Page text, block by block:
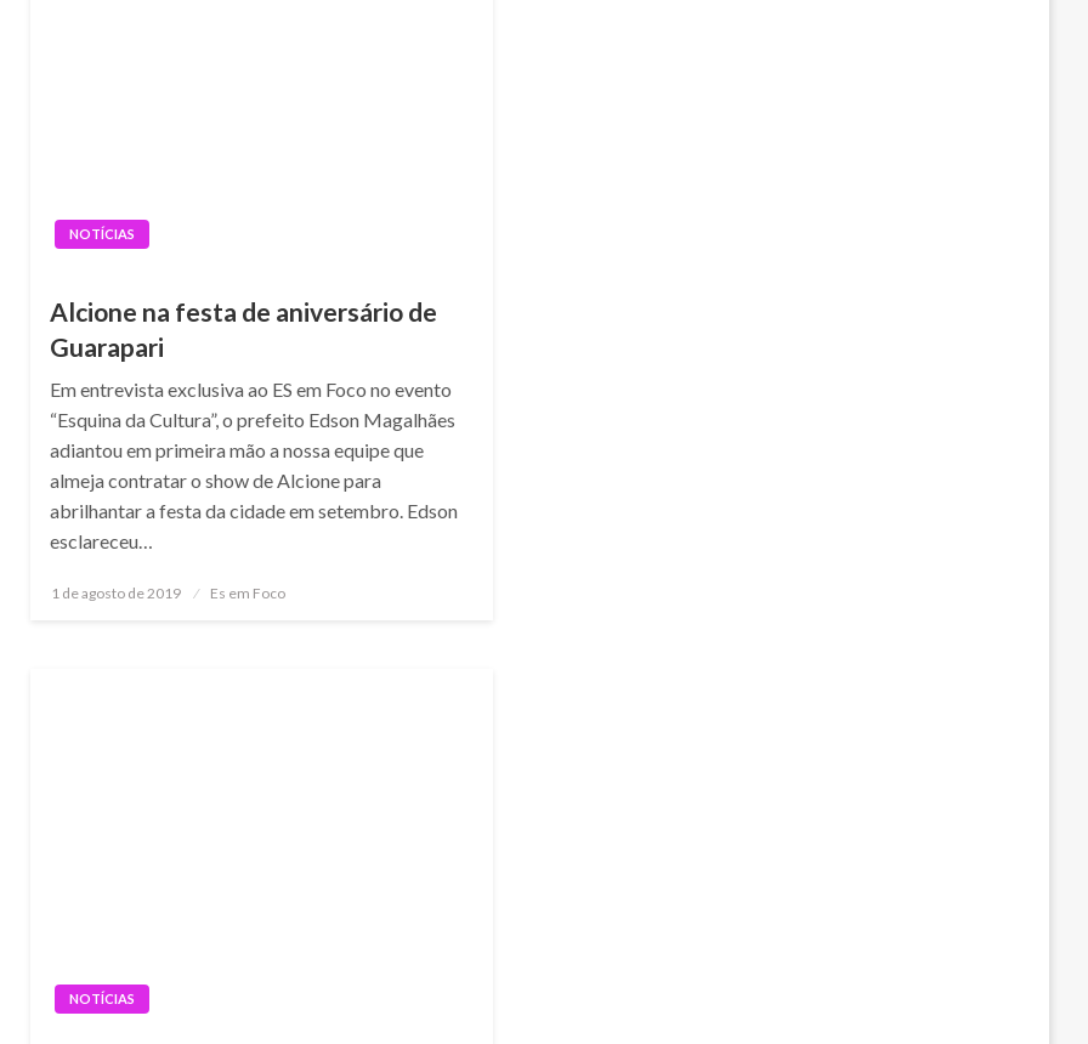
NOTÍCIAS
Alcione na festa de aniversário de
Guarapari
Em entrevista exclusiva ao ES em Foco no evento
“Esquina da Cultura”, o prefeito Edson Magalhães
adiantou em primeira mão a nossa equipe que
almeja contratar o show de Alcione para
abrilhantar a festa da cidade em setembro. Edson
esclareceu…
Posted
1 de agosto de 2019 Es em Foco
NOTÍCIAS